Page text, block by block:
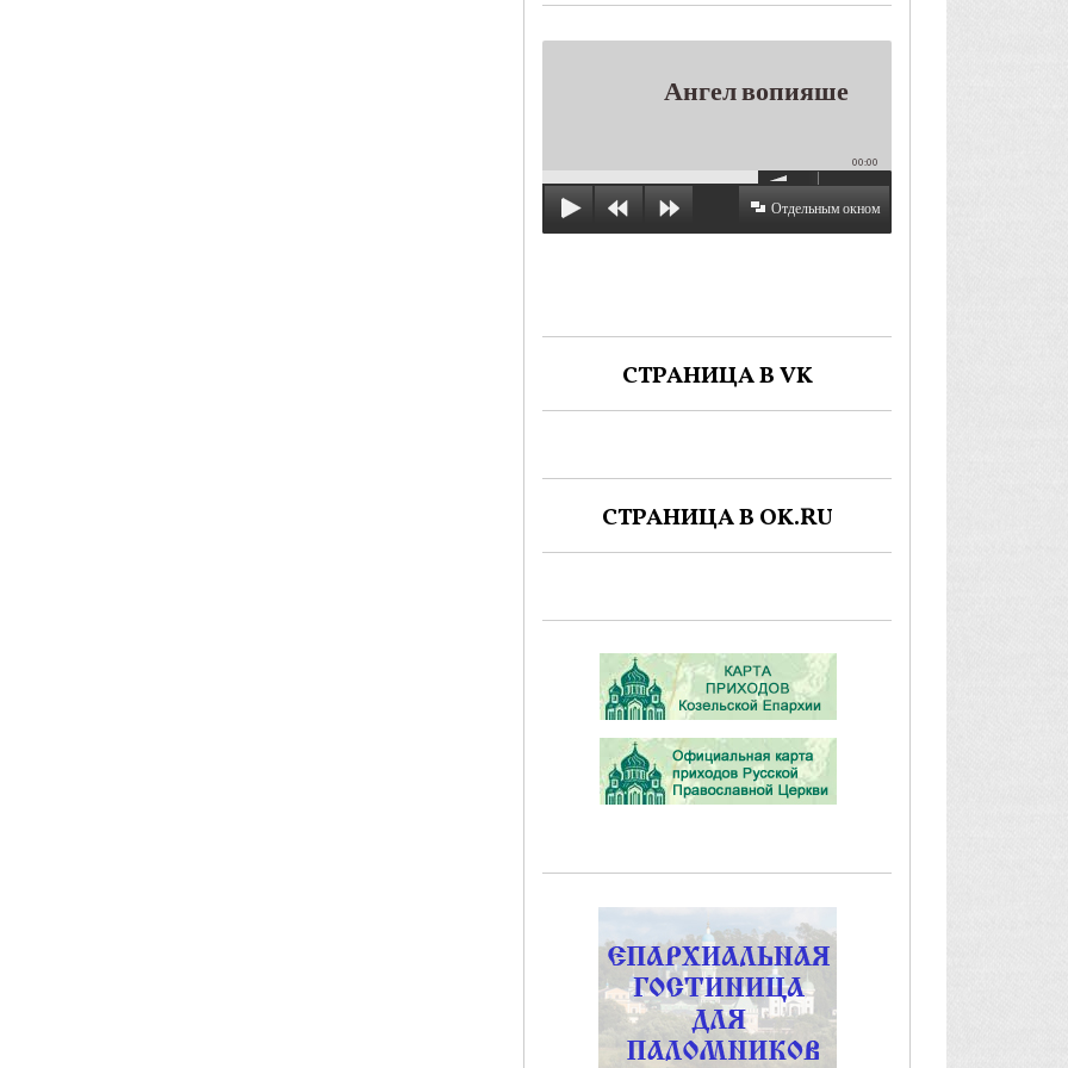
Ангел вопияше
00:00
Отдельным окном
СТРАНИЦА В VK
СТРАНИЦА В OK.RU